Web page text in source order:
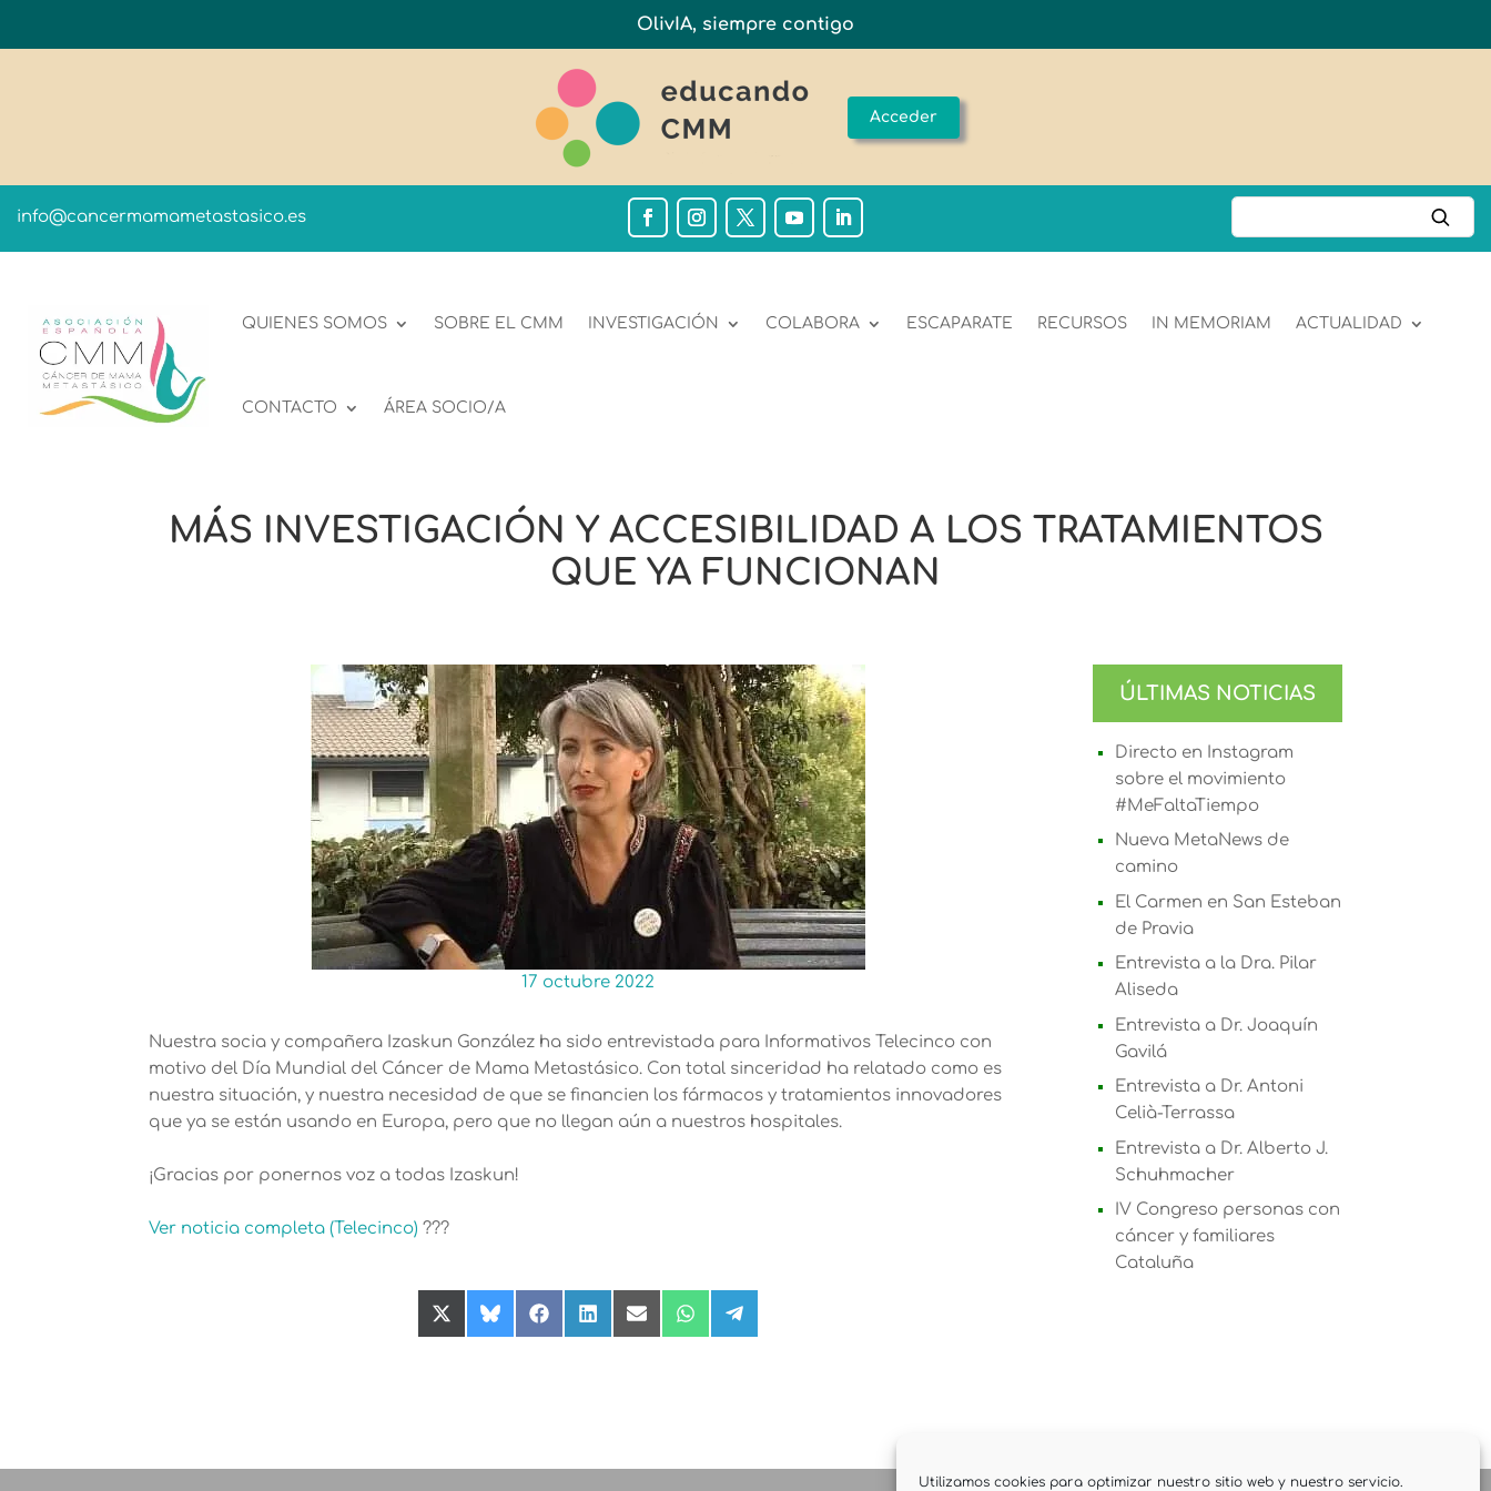
Utilizamos cookies para optimizar nuestro sitio web y nuestro servicio.
OlivIA, siempre contigo
Acceder
info@cancermamametastasico.es
QUIENES SOMOS SOBRE EL CMM INVESTIGACIÓN COLABORA ESCAPARATE RECURSOS IN MEMORIAM ACTUALIDAD
CONTACTO ÁREA SOCIO/A
MÁS INVESTIGACIÓN Y ACCESIBILIDAD A LOS TRATAMIENTOS
QUE YA FUNCIONAN
17 octubre 2022
Nuestra socia y compañera Izaskun González ha sido entrevistada para Informativos Telecinco con
motivo del Día Mundial del Cáncer de Mama Metastásico. Con total sinceridad ha relatado como es
nuestra situación, y nuestra necesidad de que se financien los fármacos y tratamientos innovadores
que ya se están usando en Europa, pero que no llegan aún a nuestros hospitales.
¡Gracias por ponernos voz a todas Izaskun!
Ver noticia completa (Telecinco) ???
Compartir
en
Compartir
en
Compartir
en
Compartir
en
Compartir
en
Compartir
en
Compartir
en
ÚLTIMAS NOTICIAS
Directo en Instagram
sobre el movimiento
#MeFaltaTiempo
Nueva MetaNews de
camino
El Carmen en San Esteban
de Pravia
Entrevista a la Dra. Pilar
Aliseda
Entrevista a Dr. Joaquín
Gavilá
Entrevista a Dr. Antoni
Celià-Terrassa
Entrevista a Dr. Alberto J.
Schuhmacher
IV Congreso personas con
cáncer y familiares
Cataluña